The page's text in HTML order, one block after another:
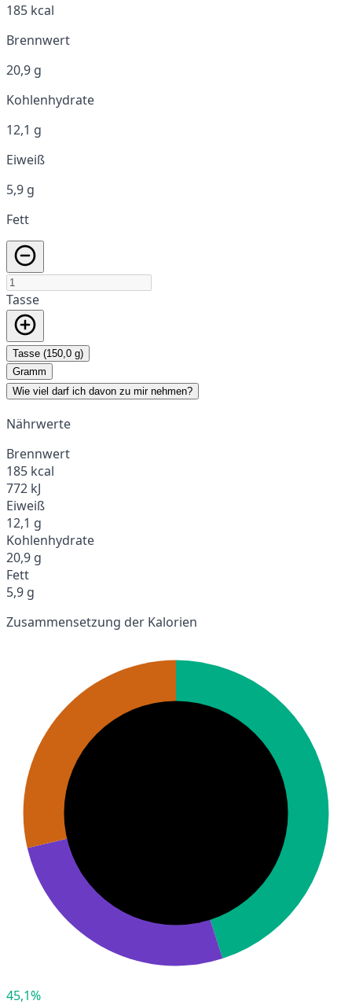
185 kcal
Brennwert
20,9 g
Kohlenhydrate
12,1 g
Eiweiß
5,9 g
Fett
Tasse
Tasse (150,0 g)
Gramm
Wie viel darf ich davon zu mir nehmen?
Nährwerte
Brennwert
185 kcal
772 kJ
Eiweiß
12,1 g
Kohlenhydrate
20,9 g
Fett
5,9 g
Zusammensetzung der Kalorien
45,1%